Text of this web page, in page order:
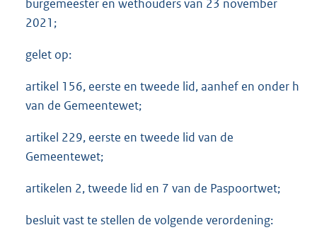
burgemeester en wethouders van 23 november
2021;
gelet op:
artikel 156, eerste en tweede lid, aanhef en onder h
van de Gemeentewet;
artikel 229, eerste en tweede lid van de
Gemeentewet;
artikelen 2, tweede lid en 7 van de Paspoortwet;
besluit vast te stellen de volgende verordening: